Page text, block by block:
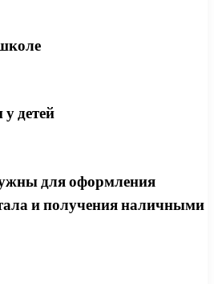
детей
для оформления
и получения наличными